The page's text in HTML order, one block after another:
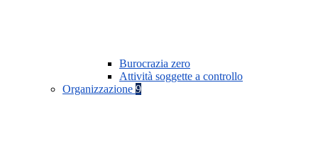
Burocrazia zero
Attività soggette a controllo
Organizzazione 9